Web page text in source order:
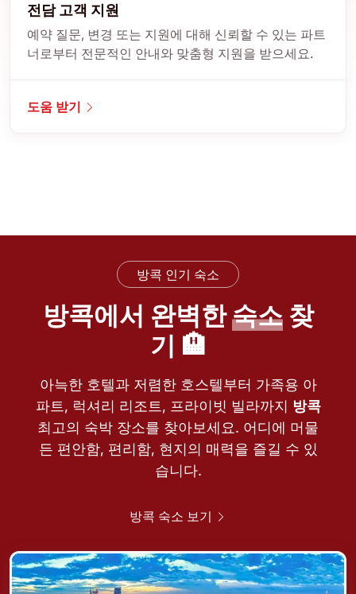
전담 고객 지원
예약 질문, 변경 또는 지원에 대해 신뢰할 수 있는 파트
너로부터 전문적인 안내와 맞춤형 지원을 받으세요.
도움 받기
방콕 인기 숙소
방콕에서 완벽한숙소찾
기 🏨
아늑한 호텔과 저렴한 호스텔부터 가족용 아
파트, 럭셔리 리조트, 프라이빗 빌라까지 방콕
최고의 숙박 장소를 찾아보세요. 어디에 머물
든 편안함, 편리함, 현지의 매력을 즐길 수 있
습니다.
방콕 숙소 보기